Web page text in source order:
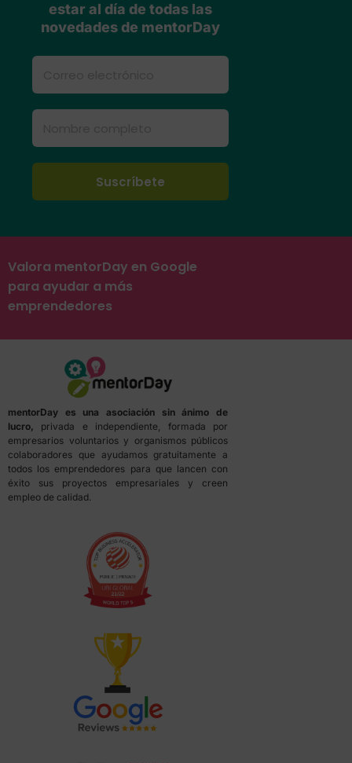
estar al día de todas las
novedades de mentorDay
Valora mentorDay en Google
para ayudar a más
emprendedores
mentorDay es una asociación sin ánimo de
lucro, privada e independiente, formada por
empresarios voluntarios y organismos públicos
colaboradores que ayudamos gratuitamente a
todos los emprendedores para que lancen con
éxito sus proyectos empresariales y creen
empleo de calidad.